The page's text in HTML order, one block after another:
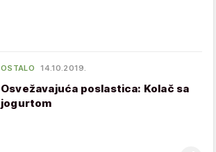
OSTALO 14.10.2019.
Osvežavajuća poslastica: Kolač sa
jogurtom